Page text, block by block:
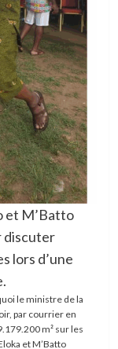
et M’Batto
discuter
lors d’une
le ministre de la
par courrier en
m² sur les
et M’Batto